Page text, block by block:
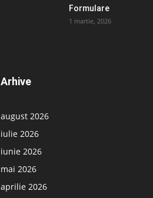
Formulare
1 martie, 2026
Arhive
august 2026
iulie 2026
iunie 2026
mai 2026
aprilie 2026